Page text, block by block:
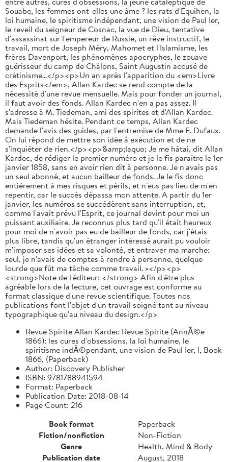
Souabe, les femmes ont-elles une âme ? les rats d'Equihen, la
loi humaine, le spiritisme indépendant, une vision de Paul Ier,
le reveil du seigneur de Cosnac, la vue de Dieu, tentative
d'assassinat sur l'empereur de Russie, un rêve instructif, le
travail, mort de Joseph Méry, Mahomet et l'Islamisme, les
frères Davenport, les phénomènes apocryphes, le zouave
guérisseur du camp de Châlons, Saint Augustin accusé de
crétinisme...</p><p>Un an après l'apparition du <em>Livre
des Esprits</em>, Allan Kardec se rend compte de la
nécessité d'une revue mensuelle. Mais pour fonder un journal,
il faut avoir des fonds. Allan Kardec n'en a pas assez. Il
s'adresse à M. Tiedeman, ami des spirites et d'Allan Kardec.
Mais Tiedeman hésite. Pendant ce temps, Allan Kardec
demande l'avis des guides, par l'entremise de Mme E. Dufaux.
On lui répond de mettre son idée à exécution et de ne
s'inquiéter de rien.</p><p>&amp;laquo; Je me hâtai, dit Allan
Kardec, de rédiger le premier numéro et je le fis paraître le 1er
janvier 1858, sans en avoir rien dit à personne. Je n'avais pas
un seul abonné, et aucun bailleur de fonds. Je le fis donc
entièrement à mes risques et périls, et n'eus pas lieu de m'en
repentir, car le succès dépassa mon attente. A partir du 1er
janvier, les numéros se succédèrent sans interruption, et,
comme l'avait prévu l'Esprit, ce journal devint pour moi un
puissant auxiliaire. Je reconnus plus tard qu'il était heureux
pour moi de n'avoir pas eu de bailleur de fonds, car j'étais
plus libre, tandis qu'un étranger intéressé aurait pu vouloir
m'imposer ses idées et sa volonté, et entraver ma marche;
seul, je n'avais de comptes à rendre à personne, quelque
lourde que fût ma tâche comme travail. »</p><p>
<strong>Note de l'éditeur: </strong> Afin d'être plus
agréable lors de la lecture, cet ouvrage est conforme au
format classique d'une revue scientifique. Toutes nos
publications font l'objet d'un travail soigné tant au niveau
typographique qu'au niveau du design.</p>
Revue Spirite Allan Kardec Revue Spirite (AnnÃ©e
1866): les cures d'obsessions, la loi humaine, le
spiritisme indÃ©pendant, une vision de Paul Ier, l, Book
1866, (Paperback)
Author: Discovery Publisher
ISBN: 9781788941594
Format: Paperback
Publication Date: 2018-08-14
Page Count: 216
Book format
Paperback
Fiction/nonfiction
Non-Fiction
Genre
Health, Mind & Body
Publication date
August, 2018